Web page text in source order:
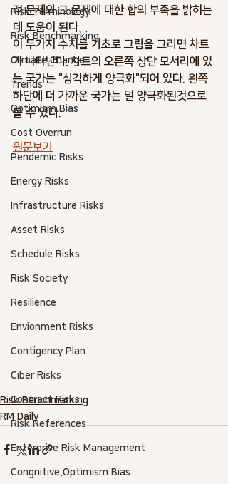
Risk Terminology
Risk Benchmarking
Climate Change
Trends
Optimism Bias
Cost Overrun
Pendemic Risks
Energy Risks
Infrastructure Risks
Asset Risks
Schedule Risks
Risk Society
Resilience
Envionment Risks
Contigency Plan
Ciber Risks
Contract Risks
Risk References
Enterprise Risk Management
Congnitive.Optimism Bias
적 문제와 그 문제에 대한 합의 부족을 밝히는
데 도움이 된다.
이 두가지 수치를 기초로 그림을 그리면 차트
가 나타난다. 차트의 오른쪽 상단 모서리에 있
는 국가는 "심각하게 양극화"되어 있다. 왼쪽
하단에 더 가까운 국가는 덜 양극화된것으로
볼 수 있다.
원문보기
Risk Benchmarking
RM Daily